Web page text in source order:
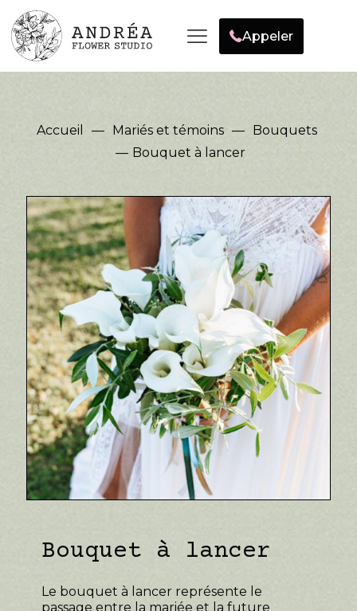
Appeler
Accueil — Mariés et témoins —
Bouquets
— Bouquet à lancer
Bouquet à lancer
Le bouquet à lancer représente le
passage entre la mariée et la future